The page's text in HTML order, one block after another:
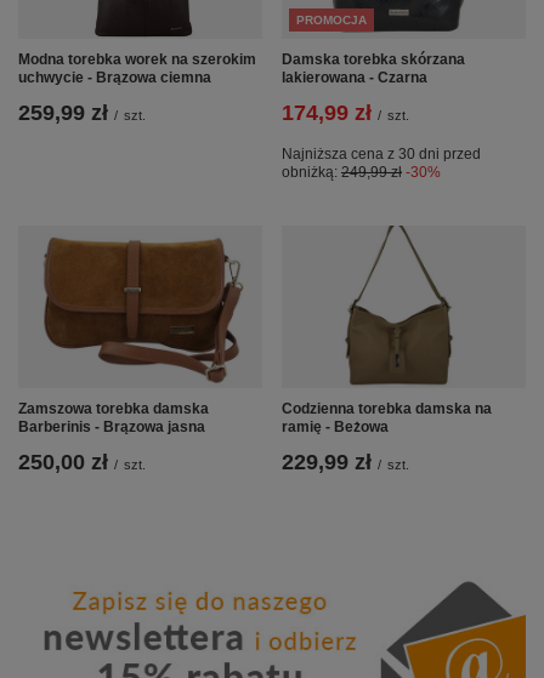
Modna torebka worek na szerokim
uchwycie - Brązowa ciemna
259,99 zł / szt.
PROMOCJA
Damska torebka skórzana
lakierowana - Czarna
174,99 zł / szt.
Najniższa cena z 30 dni przed
obniżką: 249,99 zł -30%
Zamszowa torebka damska
Barberinis - Brązowa jasna
250,00 zł / szt.
Codzienna torebka damska na
ramię - Beżowa
229,99 zł / szt.